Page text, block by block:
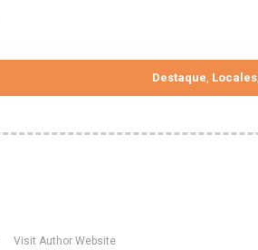
Destaque Locales
Visit Author Website